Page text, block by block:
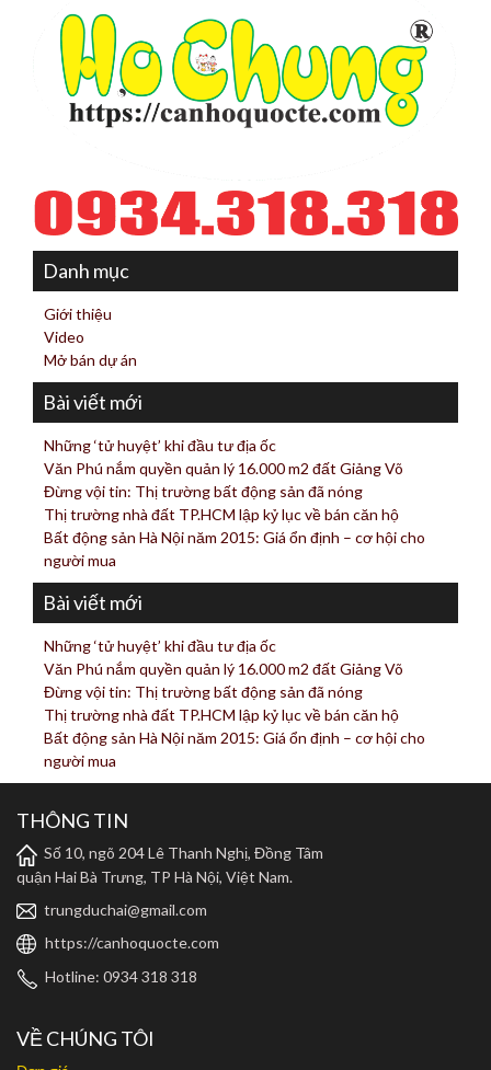
Danh mục
Giới thiệu
Video
Mở bán dự án
Bài viết mới
Những ‘tử huyệt’ khi đầu tư địa ốc
Văn Phú nắm quyền quản lý 16.000 m2 đất Giảng Võ
Đừng vội tin: Thị trường bất động sản đã nóng
Thị trường nhà đất TP.HCM lập kỷ lục về bán căn hộ
Bất động sản Hà Nội năm 2015: Giá ổn định – cơ hội cho
người mua
Bài viết mới
Những ‘tử huyệt’ khi đầu tư địa ốc
Văn Phú nắm quyền quản lý 16.000 m2 đất Giảng Võ
Đừng vội tin: Thị trường bất động sản đã nóng
Thị trường nhà đất TP.HCM lập kỷ lục về bán căn hộ
Bất động sản Hà Nội năm 2015: Giá ổn định – cơ hội cho
người mua
THÔNG TIN
Số 10, ngõ 204 Lê Thanh Nghị, Đồng Tâm
quận Hai Bà Trưng, TP Hà Nội, Việt Nam.
trungduchai@gmail.com
https://canhoquocte.com
Hotline: 0934 318 318
VỀ CHÚNG TÔI